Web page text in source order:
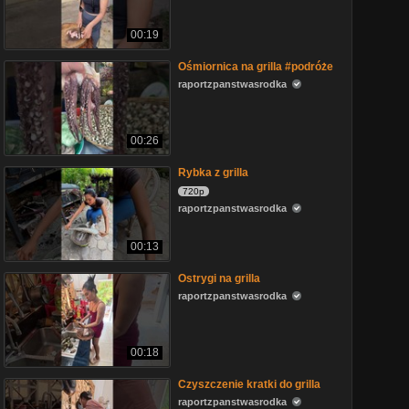
00:19
00:26
Ośmiornica na grilla #podróże
raportzpanstwasrodka
00:13
Rybka z grilla
720p
raportzpanstwasrodka
00:18
Ostrygi na grilla
raportzpanstwasrodka
Czyszczenie kratki do grilla
raportzpanstwasrodka